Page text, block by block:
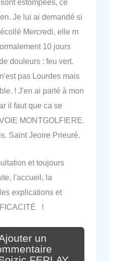
estompées, ce
Je lui ai demandé si
Mercredi, elle m
10 jours
douleurs : feu vert.
pas Lourdes mais
! J'en ai parlé à mon
il faut que ca se
MONTGOLFIERE.
Saint Jeoire Prieuré.
et toujours
l'accueil, la
explications et
!
un